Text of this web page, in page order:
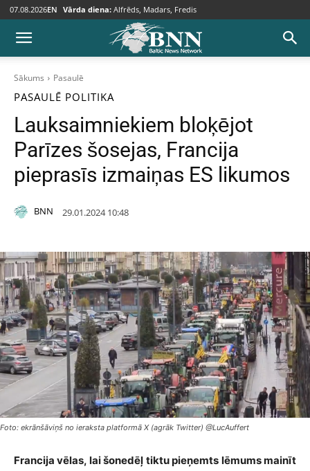
07.08.2026EN Vārda diena: Alfrēds, Madars, Fredis
Sākums Pasaulē
PASAULĒ POLITIKA
Lauksaimniekiem bloķējot
Parīzes šosejas, Francija
pieprasīs izmaiņas ES likumos
BNN 29.01.2024 10:48
Foto: ekrānšāviņš no ieraksta platformā X (agrāk Twitter) @LucAuffert
Francija vēlas, lai šonedēļ tiktu pieņemts lēmums mainīt